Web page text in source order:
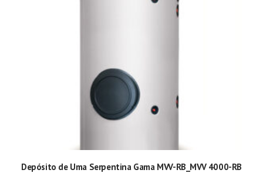
Depósito de Uma Serpentina Gama MVV-RB_MVV 4000-RB